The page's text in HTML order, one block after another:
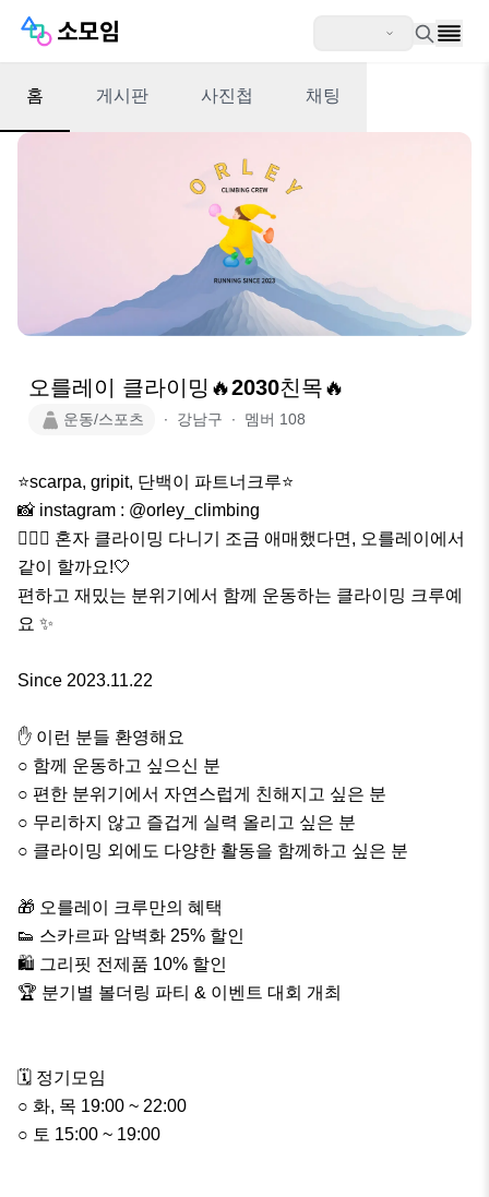
홈 게시판 사진첩 채팅
오를레이 클라이밍🔥2030친목🔥
운동/스포츠 ∙ 강남구 ∙ 멤버 108
⭐️scarpa, gripit, 단백이 파트너크루⭐️
📸 instagram : @orley_climbing
🧗🏻‍♀️ 혼자 클라이밍 다니기 조금 애매했다면, 오를레이에서
같이 할까요!🤍
편하고 재밌는 분위기에서 함께 운동하는 클라이밍 크루예
요 ✨
Since 2023.11.22
✋️ 이런 분들 환영해요
○ 함께 운동하고 싶으신 분
○ 편한 분위기에서 자연스럽게 친해지고 싶은 분
○ 무리하지 않고 즐겁게 실력 올리고 싶은 분
○ 클라이밍 외에도 다양한 활동을 함께하고 싶은 분
🎁 오를레이 크루만의 혜택
👟 스카르파 암벽화 25% 할인
🛍️ 그리핏 전제품 10% 할인
🏆 분기별 볼더링 파티 & 이벤트 대회 개최
🗓 정기모임
○ 화, 목 19:00 ~ 22:00
○ 토 15:00 ~ 19:00